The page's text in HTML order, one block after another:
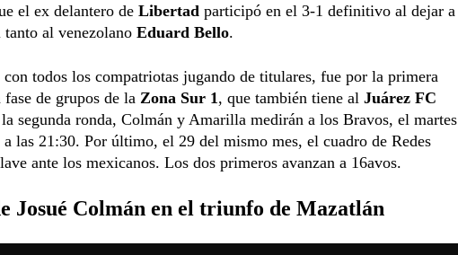
el ex delantero de Libertad participó en el 3-1 definitivo al dejar a
tanto al venezolano Eduard Bello.
todos los compatriotas jugando de titulares, fue por la primera
de grupos de la Zona Sur 1 , que también tiene al Juárez FC
segunda ronda, Colmán y Amarilla medirán a los Bravos, el martes
las 21:30. Por último, el 29 del mismo mes, el cuadro de Redes
ante los mexicanos. Los dos primeros avanzan a 16avos.
Josué Colmán en el triunfo de Mazatlán